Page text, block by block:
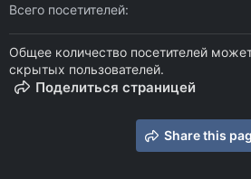
Всего посетителей
Общее количество посетителей
скрытых пользователей.
Поделиться страницей
Share this